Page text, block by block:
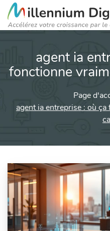
agent ia
fonctionne
Page
agent ia entreprise : où